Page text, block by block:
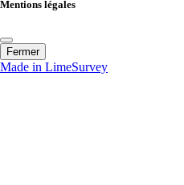
Mentions légales
Fermer
Made in LimeSurvey